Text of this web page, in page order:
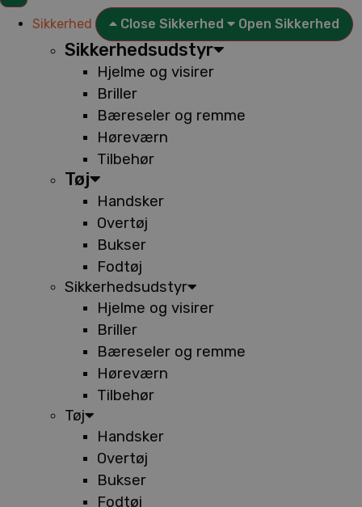
Sikkerhed Close Sikkerhed Open Sikkerhed
Sikkerhedsudstyr
Hjelme og visirer
Briller
Bæreseler og remme
Høreværn
Tilbehør
Tøj
Handsker
Overtøj
Bukser
Fodtøj
Sikkerhedsudstyr
Hjelme og visirer
Briller
Bæreseler og remme
Høreværn
Tilbehør
Tøj
Handsker
Overtøj
Bukser
Fodtøj